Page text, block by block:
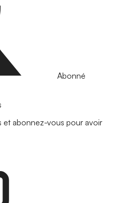
Abonné
et abonnez-vous pour avoir